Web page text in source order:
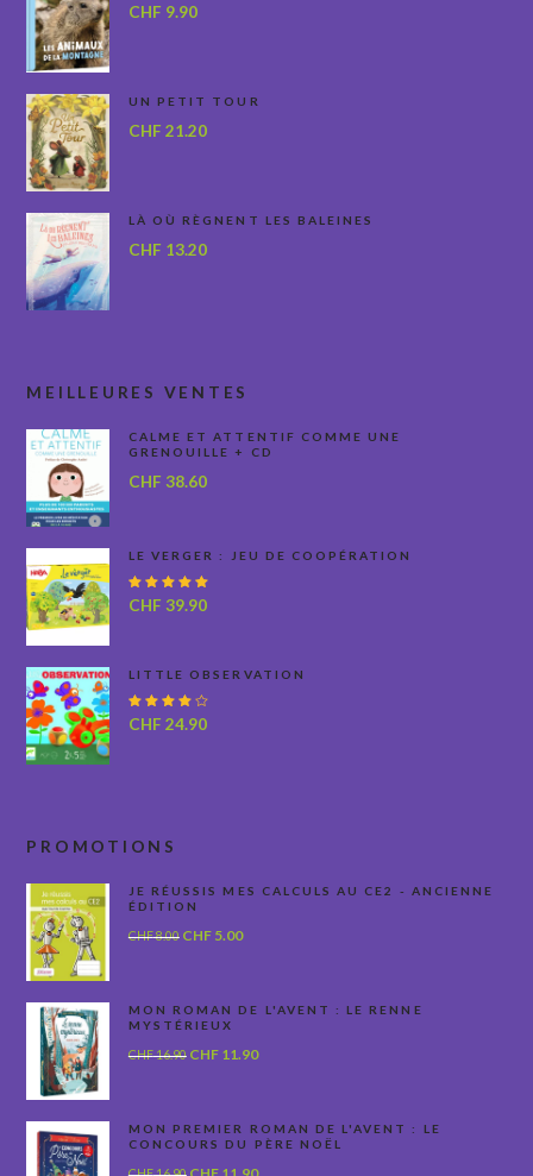
CHF 9.90
UN PETIT TOUR
CHF 21.20
LÀ OÙ RÈGNENT LES BALEINES
CHF 13.20
MEILLEURES VENTES
CALME ET ATTENTIF COMME UNE
GRENOUILLE + CD
CHF 38.60
LE VERGER : JEU DE COOPÉRATION
Note
CHF 39.90
LITTLE OBSERVATION
Note
CHF 24.90
PROMOTIONS
JE RÉUSSIS MES CALCULS AU CE2 - ANCIENNE
ÉDITION
CHF8.00 Le
était :
CHF 8.00.
CHF5.00Le
est :
MON ROMAN DE L'AVENT : LE RENNE
MYSTÉRIEUX
CHF16.90 Le
était :
CHF 16.90.
CHF11.90Le
est :
CHF 11.90.
MON PREMIER ROMAN DE L'AVENT : LE
CONCOURS DU PÈRE NOËL
Le Le